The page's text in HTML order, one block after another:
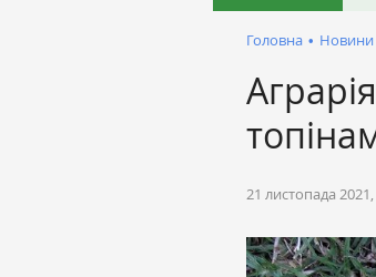
Головна • Новини
21 листопада